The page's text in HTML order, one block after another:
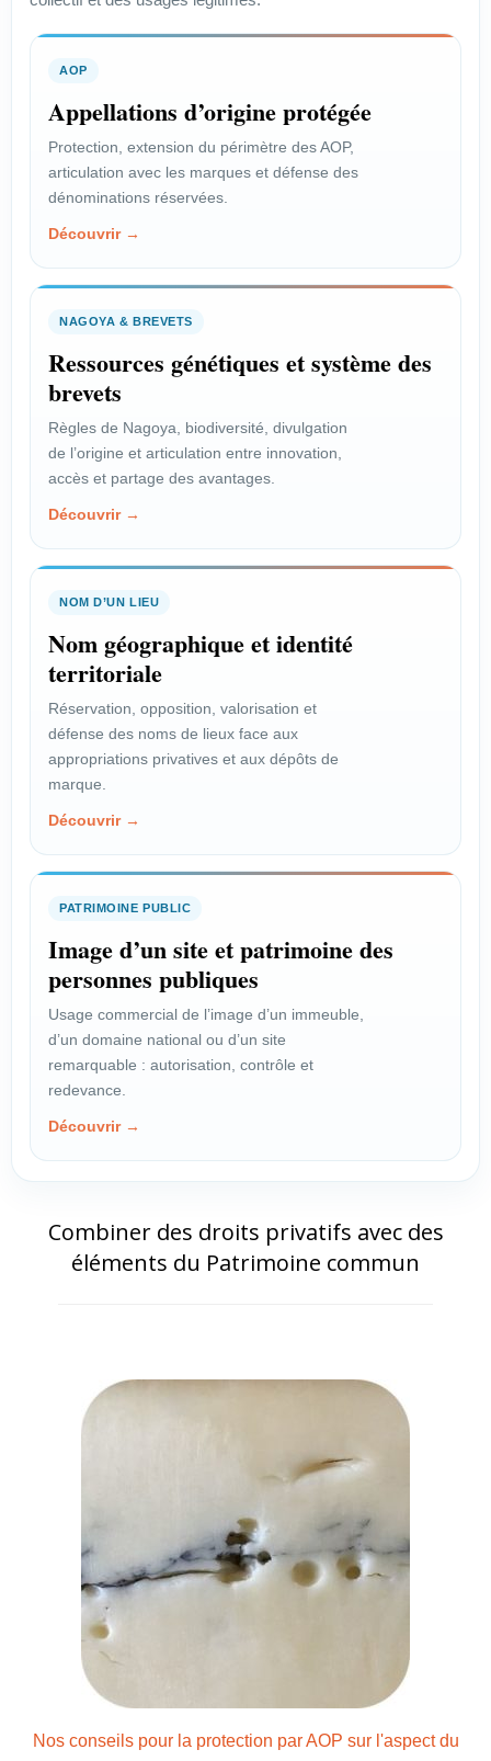
AOP
Appellations d’origine protégée
Protection, extension du périmètre des AOP,
articulation avec les marques et défense des
dénominations réservées.
Découvrir →
NAGOYA & BREVETS
Ressources génétiques et système des
brevets
Règles de Nagoya, biodiversité, divulgation
de l’origine et articulation entre innovation,
accès et partage des avantages.
Découvrir →
NOM D’UN LIEU
Nom géographique et identité
territoriale
Réservation, opposition, valorisation et
défense des noms de lieux face aux
appropriations privatives et aux dépôts de
marque.
Découvrir →
PATRIMOINE PUBLIC
Image d’un site et patrimoine des
personnes publiques
Usage commercial de l’image d’un immeuble,
d’un domaine national ou d’un site
remarquable : autorisation, contrôle et
redevance.
Découvrir →
Combiner des droits privatifs avec des
éléments du Patrimoine commun
Nos conseils pour la protection par AOP sur l'aspect du